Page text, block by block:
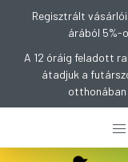
Regisztrált
árából 5%-
A 12 óráig feladott
átadjuk a
otthonában